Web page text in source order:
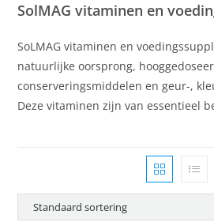
SolMAG vitaminen en
SoLMAG vitaminen en
natuurlijke oorsprong,
conserveringsmiddelen en geur-,
Deze vitaminen zijn van essentieel